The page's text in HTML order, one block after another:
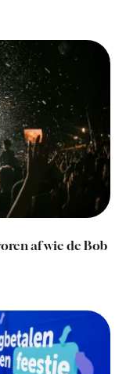
af wie de Bob